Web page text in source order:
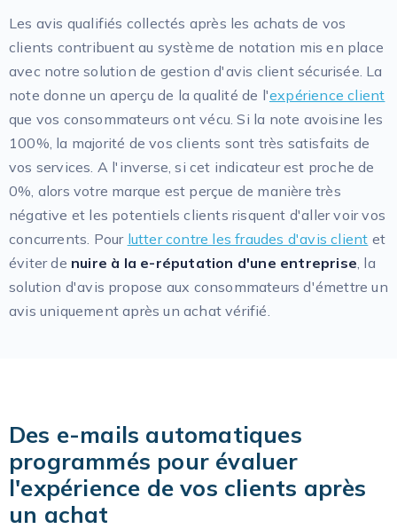
Les avis qualifiés collectés après les achats de vos
clients contribuent au système de notation mis en place
avec notre solution de gestion d'avis client sécurisée. La
note donne un aperçu de la qualité de l'expérience client
que vos consommateurs ont vécu. Si la note avoisine les
100%, la majorité de vos clients sont très satisfaits de
vos services. A l'inverse, si cet indicateur est proche de
0%, alors votre marque est perçue de manière très
négative et les potentiels clients risquent d'aller voir vos
concurrents. Pour lutter contre les fraudes d'avis client et
éviter de nuire à la e-réputation d'une entreprise, la
solution d'avis propose aux consommateurs d'émettre un
avis uniquement après un achat vérifié.
Des e-mails automatiques
programmés pour évaluer
l'expérience de vos clients après
un achat